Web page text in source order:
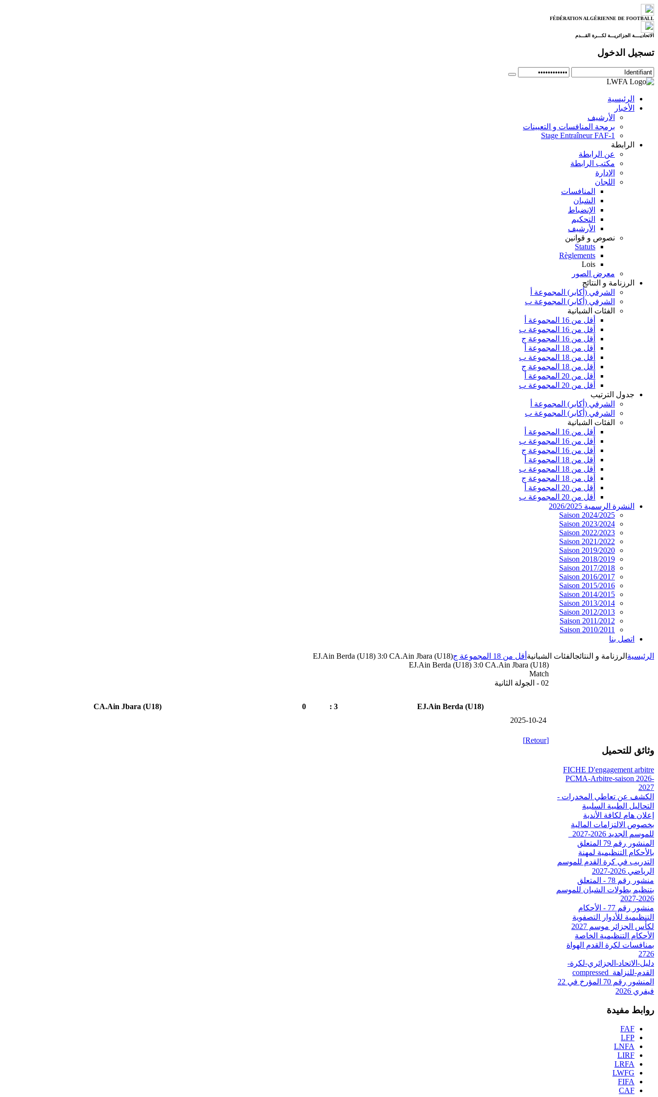
FÉDÉRATION ALGÉRIENNE DE FOOTBALL
الاتحاديــــة الجزائريـــة لكـــرة القـــدم
تسجيل الدخول
الرئيسية
الأخبار
الأرشيف
برمجة المنافسات و التعيينات
Stage Entraîneur FAF-1
الرابطة
عن الرابطة
مكتب الرابطة
الإدارة
اللجان
المنافسات
الشبان
الإنضباط
التحكيم
الأرشيف
نصوص و قوانين
Statuts
Règlements
Lois
معرض الصور
الرزنامة و النتائج
الشرفي (أكابر) المجموعة أ
الشرفي (أكابر) المجموعة ب
الفئات الشبانية
أقل من 16 المجموعة أ
أقل من 16 المجموعة ب
أقل من 16 المجموعة ج
أقل من 18 المجموعة أ
أقل من 18 المجموعة ب
أقل من 18 المجموعة ج
أقل من 20 المجموعة أ
أقل من 20 المجموعة ب
جدول الترتيب
الشرفي (أكابر) المجموعة أ
الشرفي (أكابر) المجموعة ب
الفئات الشبانية
أقل من 16 المجموعة أ
أقل من 16 المجموعة ب
أقل من 16 المجموعة ج
أقل من 18 المجموعة أ
أقل من 18 المجموعة ب
أقل من 18 المجموعة ج
أقل من 20 المجموعة أ
أقل من 20 المجموعة ب
النشرة الرسمية 2026/2025
Saison 2024/2025
Saison 2023/2024
Saison 2022/2023
Saison 2021/2022
Saison 2019/2020
Saison 2018/2019
Saison 2017/2018
Saison 2016/2017
Saison 2015/2016
Saison 2014/2015
Saison 2013/2014
Saison 2012/2013
Saison 2011/2012
Saison 2010/2011
اتصل بنا
الرئيسية الرزنامة و النتائجالفئات الشبانية أقل من 18 المجموعة ج
EJ.Ain Berda (U18) 3:0 CA.Ain Jbara (U18)
EJ.Ain Berda (U18) 3:0 CA.Ain Jbara (U18)
Match
02 - الجولة الثانية
EJ.Ain Berda (U18)
3 :
0
CA.Ain Jbara (U18)
2025-10-24
[Retour]
وثائق للتحميل
FICHE D'engagement arbitre
PCMA-Arbitre-saison 2026-
2027
الكشف عن تعاطي المخدرات -
التحاليل الطبية السلبية
إعلان هام لكافة الأندية
بخصوص الالتزامات المالية
للموسم الجديد 2026-2027_
المنشور رقم 79 المتعلق
بالأحكام التنظيمية لمهنة
التدريب في كرة القدم للموسم
الرياضي 2026-2027
منشور رقم 78 - المتعلق
بتنظيم بطولات الشبان للموسم
2026-2027
منشور رقم 77 - الأحكام
التنظيمية للأدوار التصفوية
لكأس الجزائر موسم 2027
الأحكام التنظيمية الخاصة
بمنافسات لكرة القدم الهواة
2726
دليل-الاتحاد-الجزائري-لكرة-
القدم-للنزاهة_compressed
المنشور رقم 70 المؤرخ في 22
فيفري 2026
روابط مفيدة
FAF
LFP
LNFA
LIRF
LRFA
LWFG
FIFA
CAF